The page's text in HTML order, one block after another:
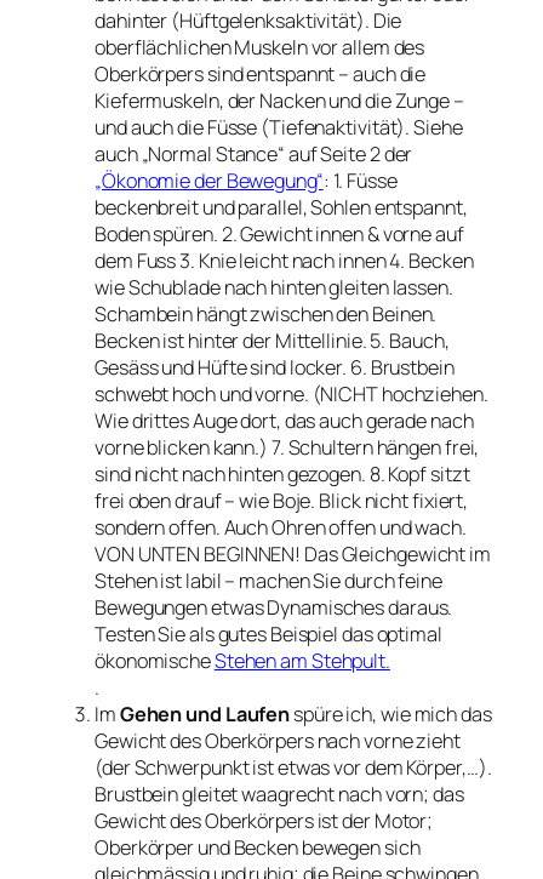
dahinter (Hüftgelenksaktivität). Die
oberflächlichen Muskeln vor allem des
Oberkörpers sind entspannt – auch die
Kiefermuskeln, der Nacken und die Zunge –
und auch die Füsse (Tiefenaktivität). Siehe
auch „Normal Stance“ auf Seite 2 der
„Ökonomie der Bewegung“: 1. Füsse
beckenbreit und parallel, Sohlen entspannt,
Boden spüren. 2. Gewicht innen & vorne auf
dem Fuss 3. Knie leicht nach innen 4. Becken
wie Schublade nach hinten gleiten lassen.
Schambein hängt zwischen den Beinen.
Becken ist hinter der Mittellinie. 5. Bauch,
Gesäss und Hüfte sind locker. 6. Brustbein
schwebt hoch und vorne. (NICHT hochziehen.
Wie drittes Auge dort, das auch gerade nach
vorne blicken kann.) 7. Schultern hängen frei,
sind nicht nach hinten gezogen. 8. Kopf sitzt
frei oben drauf – wie Boje. Blick nicht fixiert,
sondern offen. Auch Ohren offen und wach.
VON UNTEN BEGINNEN! Das Gleichgewicht im
Stehen ist labil – machen Sie durch feine
Bewegungen etwas Dynamisches daraus.
Testen Sie als gutes Beispiel das optimal
ökonomischeStehen am Stehpult.
.
ImGehen und Laufenspüre ich, wie mich das
Gewicht des Oberkörpers nach vorne zieht
(der Schwerpunkt ist etwas vor dem Körper,…).
Brustbein gleitet waagrecht nach vorn; das
Gewicht des Oberkörpers ist der Motor;
Oberkörper und Becken bewegen sich